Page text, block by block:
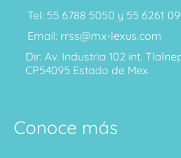
Tel: 55 6788 5050 y 55 6261
Email: rrss@mx-lexus.com
Dir: Av. Industria 102 int.
CP54095 Estado de Mex.
Conoce más